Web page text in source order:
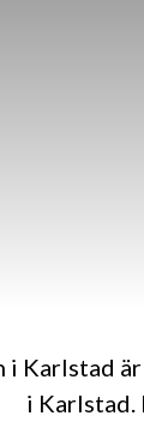
i Karlstad
i